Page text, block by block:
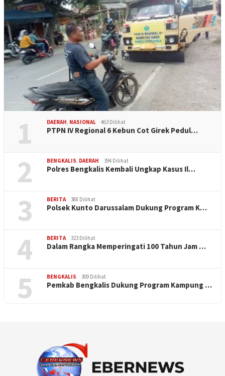
1 DAERAH, NASIONAL 463 Dilihat
PTPN IV Regional 6 Kebun Cot Girek Pedul…
2 BENGKALIS, DAERAH 394 Dilihat
Polres Bengkalis Kembali Ungkap Kasus Il…
3 BERITA 388 Dilihat
Polsek Kunto Darussalam Dukung Program K…
4 BERITA 323 Dilihat
Dalam Rangka Memperingati 100 Tahun Jam …
5 BENGKALIS 309 Dilihat
Pemkab Bengkalis Dukung Program Kampung …